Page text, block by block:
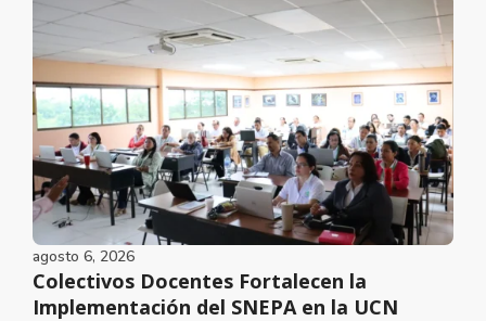
agosto 6, 2026
Colectivos Docentes Fortalecen la
Implementación del SNEPA en la UCN